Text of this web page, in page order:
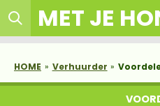
Ga
direct
naar
hoofdinhoud
MET JE
HOME » Verhuurder »